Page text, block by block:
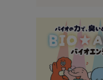
ボディメイクグッズ